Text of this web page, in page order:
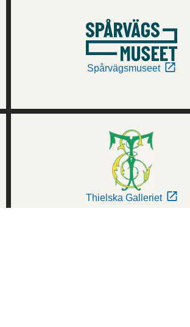
Spårvägsmuseet
Thielska Galleriet